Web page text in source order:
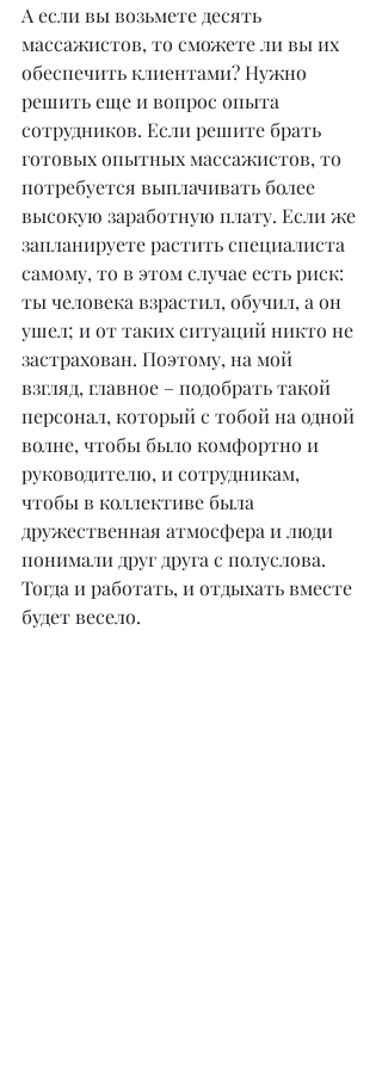
А если вы возьмете десять
массажистов, то сможете ли вы их
обеспечить клиентами? Нужно
решить еще и вопрос опыта
сотрудников. Если решите брать
готовых опытных массажистов, то
потребуется выплачивать более
высокую заработную плату. Если же
запланируете растить специалиста
самому, то в этом случае есть риск:
ты человека взрастил, обучил, а он
ушел; и от таких ситуаций никто не
застрахован. Поэтому, на мой
взгляд, главное – подобрать такой
персонал, который с тобой на одной
волне, чтобы было комфортно и
руководителю, и сотрудникам,
чтобы в коллективе была
дружественная атмосфера и люди
понимали друг друга с полуслова.
Тогда и работать, и отдыхать вместе
будет весело.